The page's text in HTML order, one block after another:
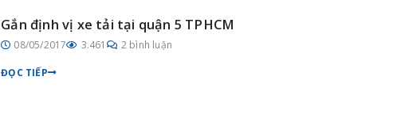
Gắn định vị xe tải tại quận 5 TPHCM
08/05/2017 3.461 2 bình luận
ĐỌC TIẾP